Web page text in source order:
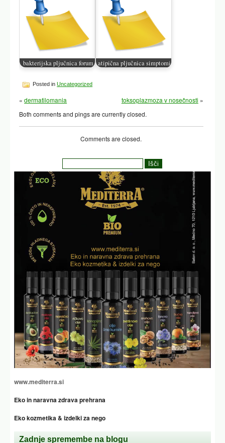
bakterijska pljučnica forum atipična pljučnica simptomi
Posted inUncategorized
«dermatilomania toksoplazmoza v nosečnosti »
Both comments and pings are currently closed.
Comments are closed.
www.mediterra.si
Eko in naravna zdrava prehrana
Eko kozmetika & izdelki za nego
Zadnje spremembe na blogu